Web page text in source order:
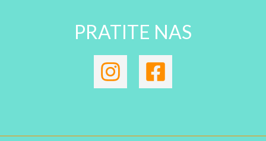
PRATITE NAS